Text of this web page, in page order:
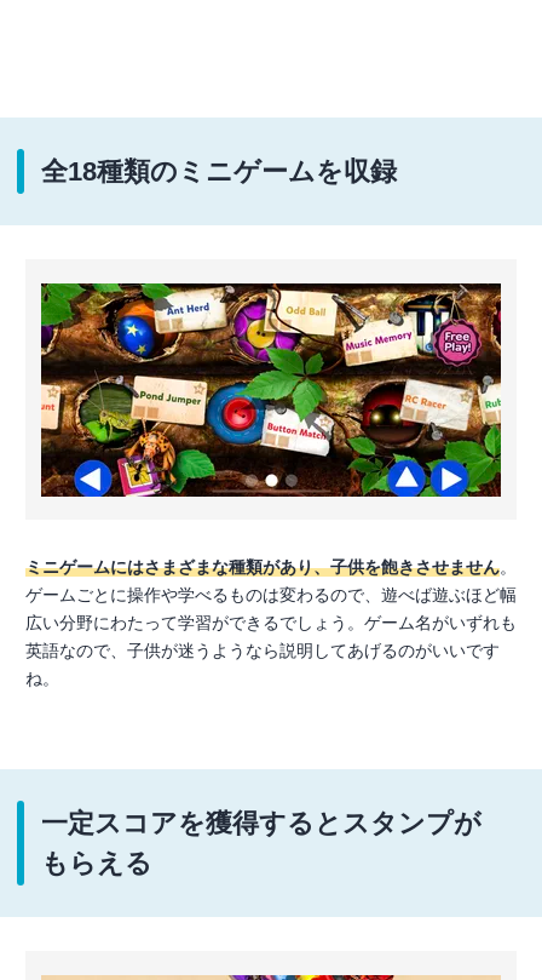
全18種類のミニゲームを収録
ミニゲームにはさまざまな種類があり、子供を飽きさせません。
ゲームごとに操作や学べるものは変わるので、遊べば遊ぶほど幅
広い分野にわたって学習ができるでしょう。ゲーム名がいずれも
英語なので、子供が迷うようなら説明してあげるのがいいです
ね。
一定スコアを獲得するとスタンプが
もらえる